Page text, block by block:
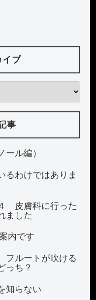
イブ
事
ール編）
るわけではありま
皮膚科に行った
ました
内です
フルートが吹ける
っち？
知らない